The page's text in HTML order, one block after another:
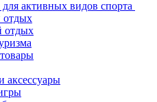
активных видов спорта
отдых
отдых
аксессуары